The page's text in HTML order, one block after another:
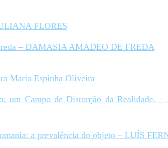
FLORES
– DAMASIA AMADEO DE FREDA
Maria Espinha Oliveira
um Campo de Distorção da Realidade.
a prevalência do objeto – LUÍS